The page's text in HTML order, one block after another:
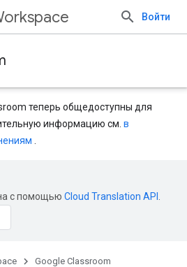
Войти
теперь общедоступны для
информацию см. в
с помощью Cloud Translation API
Google Classroom